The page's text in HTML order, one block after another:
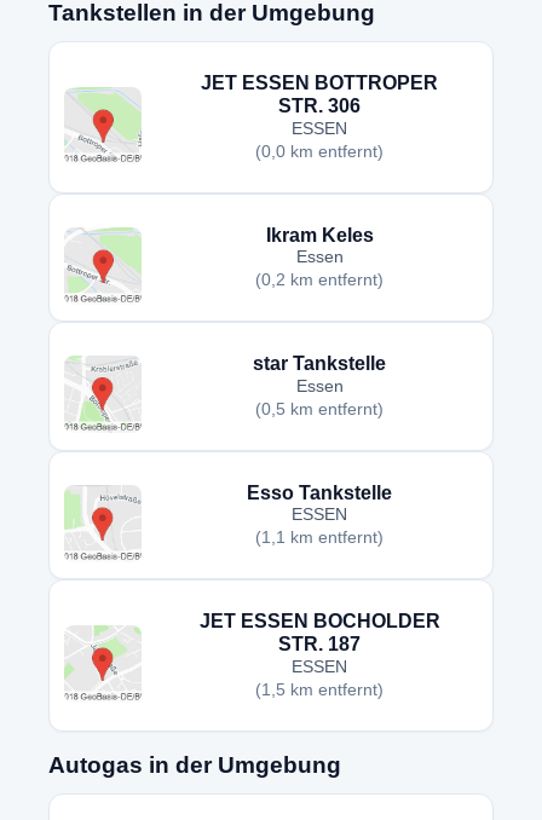
Tankstellen in der Umgebung
JET ESSEN BOTTROPER
STR. 306
ESSEN
(0,0 km entfernt)
Ikram Keles
Essen
(0,2 km entfernt)
star Tankstelle
Essen
(0,5 km entfernt)
Esso Tankstelle
ESSEN
(1,1 km entfernt)
JET ESSEN BOCHOLDER
STR. 187
ESSEN
(1,5 km entfernt)
Autogas in der Umgebung